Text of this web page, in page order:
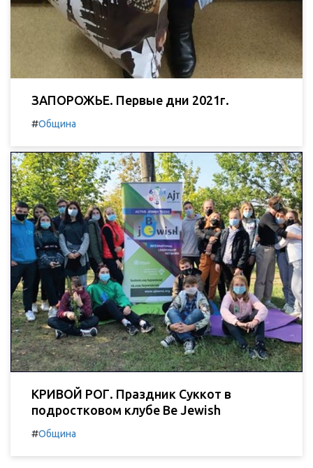
ЗАПОРОЖЬЕ. Первые дни 2021г.
#Община
КРИВОЙ РОГ. Праздник Суккот в
подростковом клубе Be Jewish
#Община